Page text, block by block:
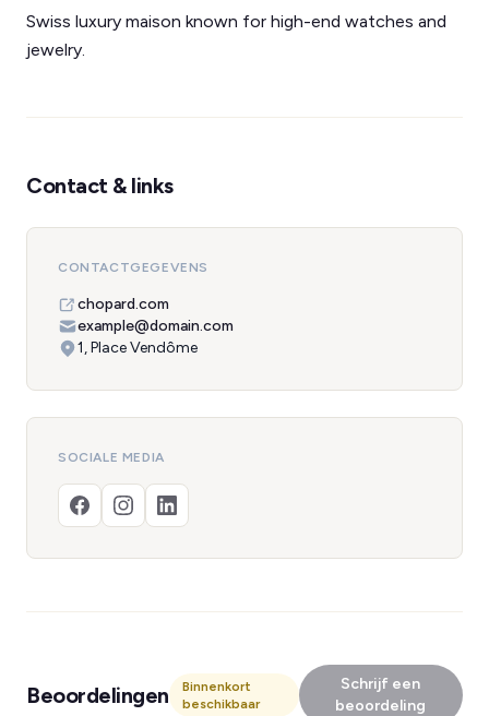
Swiss luxury maison known for high-end watches and
jewelry.
Contact & links
CONTACTGEGEVENS
chopard.com
example@domain.com
1, Place Vendôme
SOCIALE MEDIA
Beoordelingen
Binnenkort
beschikbaar
Schrijf een
beoordeling